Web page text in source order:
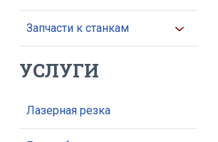
Запчасти к станкам
УСЛУГИ
Лазерная резка